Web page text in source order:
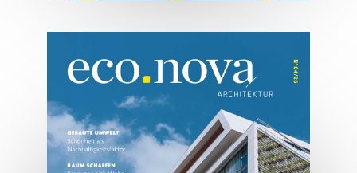
07/2026
Tirols Top 500 - Juli/August
2026